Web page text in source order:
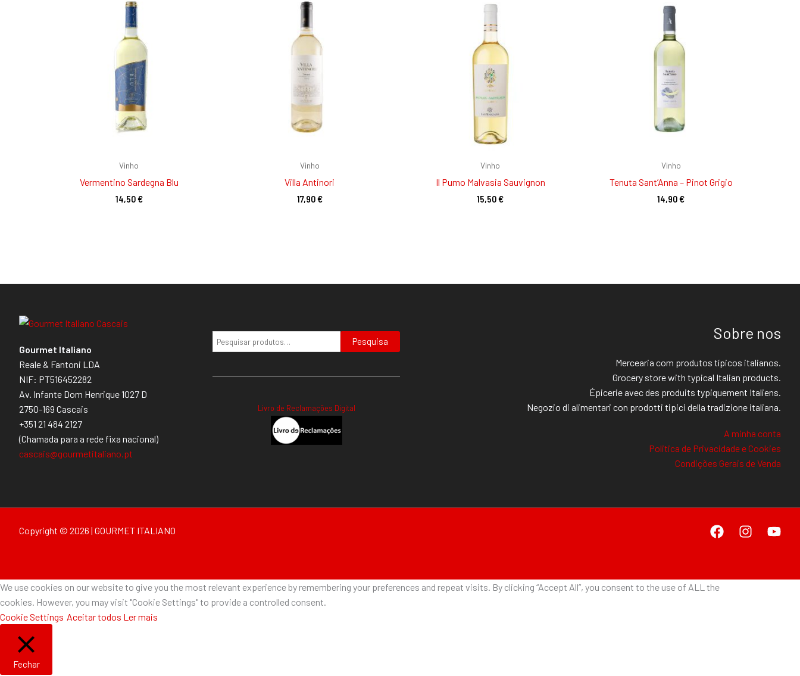
Vinho
Vermentino Sardegna Blu
14,50€
Vinho
Villa Antinori
17,90€
Vinho
Il Pumo Malvasia Sauvignon
15,50€
Vinho
Tenuta Sant’Anna – Pinot Grigio
14,90€
Gourmet Italiano
Reale & Fantoni LDA
NIF: PT516452282
Av. Infante Dom Henrique 1027 D
2750-169 Cascais
+351 21 484 2127
(Chamada para a rede fixa nacional)
cascais@gourmetitaliano.pt
Pesquisa
Livro de Reclamações Digital
Sobre nos
Mercearia com produtos típicos italianos.
Grocery store with typical Italian products.
Épicerie avec des produits typiquement Italiens.
Negozio di alimentari con prodotti tipici della tradizione italiana.
A minha conta
Politica de Privacidade e Cookies
Condições Gerais de Venda
Copyright © 2026 | GOURMET ITALIANO
We use cookies on our website to give you the most relevant experience by remembering your preferences and repeat visits. By clicking “Accept All”, you consent to the use of ALL the
cookies. However, you may visit "Cookie Settings" to provide a controlled consent.
Cookie Settings Aceitar todos Ler mais
Fechar